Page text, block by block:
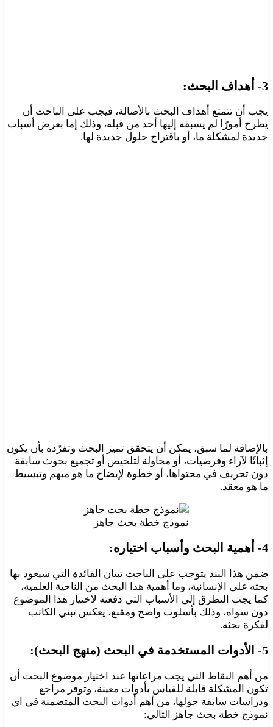
3- أهداف البحث:
يجب أن تتمتع أهداف البحث بالأصالة، فيجب على الباحث أن
يطرح أمورًا لم يسبقه إليها أحد من قبله، وذلك إما بعرض أسباب
جديدة لمشكلة ما، أو باقتراح حلول جديدة لها.
بالإضافة لما سبق، يمكن أن يتحقق تميز البحث وتفرّده بأن يكون
إثباتًا لآراء وفرضيات، أو محاولة لتلخيص أو تجميع بحوث سابقة
دون تحريف في محتواها، أو خطوة لإيضاح ما هو مبهم وتبسيط
ما هو معقد.
نموذج خطة بحث جاهز
4- أهمية البحث وأسباب اختياره:
ضمن هذا البند يتوجب على الباحث تبيان الفائدة التي سيعود بها
بحثه على الإنسانية، وما أهمية هذا البحث من الناحية العلمية،
كما يجب التطرق إلى الأسباب التي دفعته لاختيار هذا الموضوع
دون سواه، وذلك بأسلوب واضح ومقنع، يعكس تبني الكاتب
لفكرة بحثه.
5- الأدوات المستخدمة في البحث (منهج البحث):
من أهم النقاط التي يجب مراعاتها عند اختيار موضوع البحث أن
تكون المشكلة قابلة للقياس بأدوات معينة، وتوفر مراجع
ودراسات سابقة حولها، من أهم أدوات البحث المتضمنة في اي
نموذج خطة بحث جاهز التالي: